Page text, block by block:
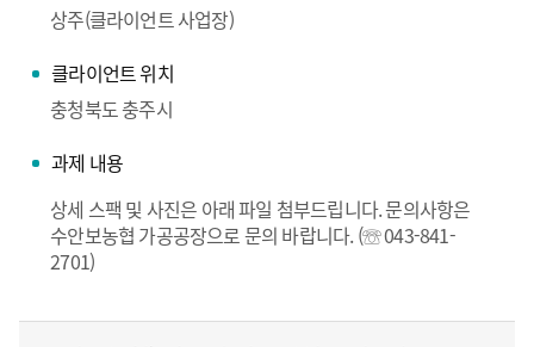
상주(클라이언트 사업장)
클라이언트 위치
충청북도 충주시
과제 내용
상세 스팩 및 사진은 아래 파일 첨부드립니다. 문의사항은
수안보농협 가공공장으로 문의 바랍니다. (☏ 043-841-
2701)